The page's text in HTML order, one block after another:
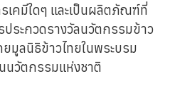
เคมีใดๆ และเป็นผลิตภัณฑ์ที่
ประกวดรางวัลนวัตกรรมข้าว
มูลนิธิข้าวไทยในพระบรม
นวัตกรรมแห่งชาติ